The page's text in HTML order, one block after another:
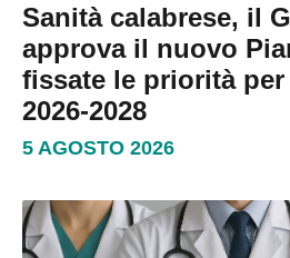
Sanità calabrese, il
approva il nuovo
fissate le priorità
2026-2028
5 AGOSTO 2026